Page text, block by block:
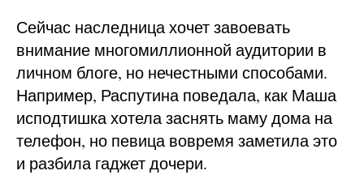
Сейчас наследница хочет завоевать
внимание многомиллионной аудитории в
личном блоге, но нечестными способами.
Например, Распутина поведала, как Маша
исподтишка хотела заснять маму дома на
телефон, но певица вовремя заметила это
и разбила гаджет дочери.